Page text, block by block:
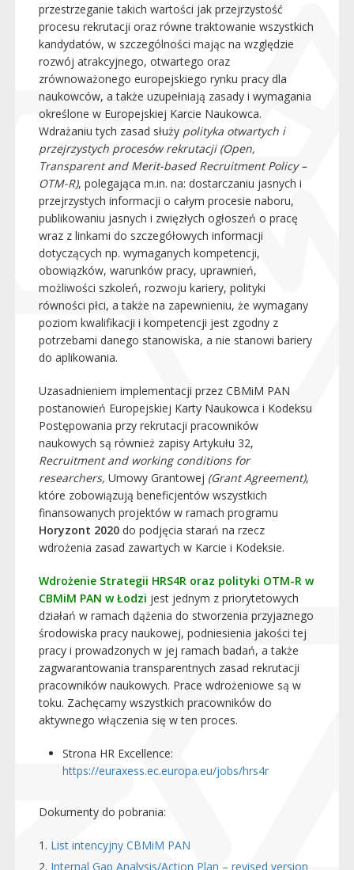
przestrzeganie takich wartości jak przejrzystość
procesu rekrutacji oraz równe traktowanie wszystkich
kandydatów, w szczególności mając na względzie
rozwój atrakcyjnego, otwartego oraz
zrównoważonego europejskiego rynku pracy dla
naukowców, a także uzupełniają zasady i wymagania
określone w Europejskiej Karcie Naukowca.
Wdrażaniu tych zasad służy polityka otwartych i
przejrzystych procesów rekrutacji (Open,
Transparent and Merit-based Recruitment Policy –
OTM-R), polegająca m.in. na: dostarczaniu jasnych i
przejrzystych informacji o całym procesie naboru,
publikowaniu jasnych i zwięzłych ogłoszeń o pracę
wraz z linkami do szczegółowych informacji
dotyczących np. wymaganych kompetencji,
obowiązków, warunków pracy, uprawnień,
możliwości szkoleń, rozwoju kariery, polityki
równości płci, a także na zapewnieniu, że wymagany
poziom kwalifikacji i kompetencji jest zgodny z
potrzebami danego stanowiska, a nie stanowi bariery
do aplikowania.
Uzasadnieniem implementacji przez CBMiM PAN
postanowień Europejskiej Karty Naukowca i Kodeksu
Postępowania przy rekrutacji pracowników
naukowych są również zapisy Artykułu 32,
Recruitment and working conditions for
researchers,Umowy Grantowej (Grant Agreement),
które zobowiązują beneficjentów wszystkich
finansowanych projektów w ramach programu
Horyzont 2020do podjęcia starań na rzecz
wdrożenia zasad zawartych w Karcie i Kodeksie.
Wdrożenie Strategii HRS4R oraz polityki OTM-R w
CBMiM PAN w Łodzi jest jednym z priorytetowych
działań w ramach dążenia do stworzenia przyjaznego
środowiska pracy naukowej, podniesienia jakości tej
pracy i prowadzonych w jej ramach badań, a także
zagwarantowania transparentnych zasad rekrutacji
pracowników naukowych. Prace wdrożeniowe są w
toku. Zachęcamy wszystkich pracowników do
aktywnego włączenia się w ten proces.
Strona HR Excellence:
https://euraxess.ec.europa.eu/jobs/hrs4r
Dokumenty do pobrania:
List intencyjny CBMiM PAN
Internal Gap Analysis/Action Plan – revised version